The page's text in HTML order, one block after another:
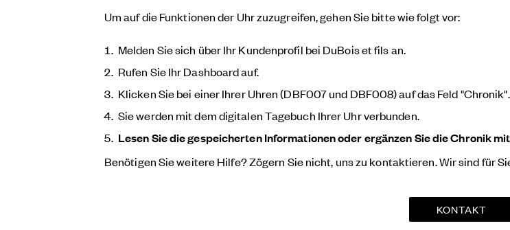
Um auf die Funktionen der Uhr zuzugreifen, gehen Sie bitte wie folgt vor:
Melden Sie sich über Ihr Kundenprofil bei DuBois et fils an.
Rufen Sie Ihr Dashboard auf.
Klicken Sie bei einer Ihrer Uhren (DBF007 und DBF008) auf das Feld "Chronik".
Sie werden mit dem digitalen Tagebuch Ihrer Uhr verbunden.
Lesen Sie die gespeicherten Informationen oder ergänzen Sie die Chronik
Benötigen Sie weitere Hilfe? Zögern Sie nicht, uns zu kontaktieren. Wir sind für
KONTAKT